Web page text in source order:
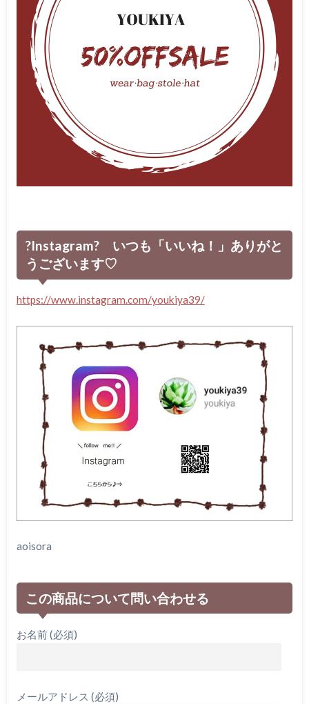
?Instagram? いつも「いいね！」ありがと
うございます♡
https://www.instagram.com/youkiya39/
aoisora
この商品について問い合わせる
お名前 (必須)
メールアドレス (必須)